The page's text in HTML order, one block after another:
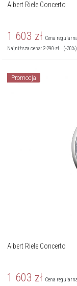
Albert Riele Concerto
1 603 zł Cena
Najniższa cena:2 290zł (-30%)
Promocja
Albert Riele Concerto
1 603 zł Cena